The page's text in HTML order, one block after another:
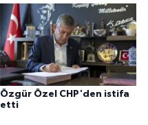
Özgür Özel CHP'den istifa
etti